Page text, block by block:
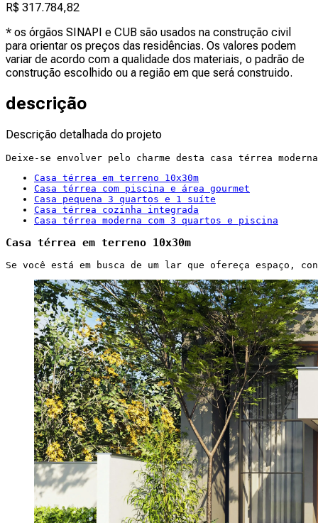
R$ 317.784,82
* os órgãos SINAPI e CUB são usados na construção civil
para orientar os preços das residências. Os valores podem
variar de acordo com a qualidade dos materiais, o padrão de
construção escolhido ou a região em que será construido.
descrição
Descrição detalhada do projeto
Deixe-se envolver pelo charme desta casa térrea
Casa térrea em terreno 10x30m
Casa térrea com piscina e área gourmet
Casa pequena 3 quartos e 1 suíte
Casa térrea cozinha integrada
Casa térrea moderna com 3 quartos e piscina
Casa térrea em terreno 10x30m
Se você está em busca de um lar que ofereça espaço,